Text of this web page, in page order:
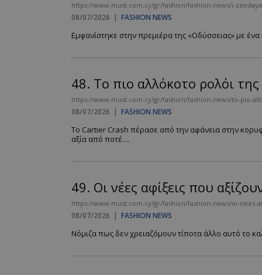
https://www.must.com.cy/gr/fashion/fashion-news/i-
08/07/2026 | FASHION NEWS
Εμφανίστηκε στην πρεμιέρα της «Οδύσσειας» με
48. Το πιο αλλόκοτο ρολόι
https://www.must.com.cy/gr/fashion/fashion-news/to-pio-
08/07/2026 | FASHION NEWS
Το Cartier Crash πέρασε από την αφάνεια στην
αξία από ποτέ....
49. Οι νέες αφίξεις που
https://www.must.com.cy/gr/fashion/fashion-news/oi-nees-
08/07/2026 | FASHION NEWS
Νόμιζα πως δεν χρειαζόμουν τίποτα άλλο αυτό το
PHPSESSID
takeOverCookie